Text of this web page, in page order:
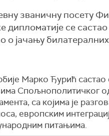
званичну посету
дипломатије се састао
о јачању
Марко Ђурић састао
Спољнополитичког
са којима је
европским
питањима.